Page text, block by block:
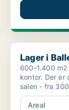
Lager i Ballerup
Lager i
600-1.400
kontor. Der er
salen - fra
Areal